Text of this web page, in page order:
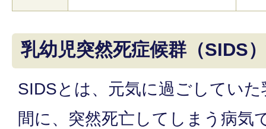
乳幼児突然死症候群（SIDS
SIDSとは、元気に過ごしてい
間に、突然死亡してしまう病気